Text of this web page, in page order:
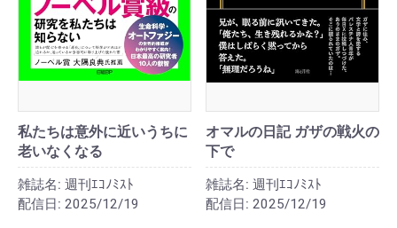
私たちは意外に近いうちに
老いなくなる
雑誌名: 週刊ｴｺﾉﾐｽﾄ
配信日: 2025/12/19
オマルの日記 ガザの戦火の
下で
雑誌名: 週刊ｴｺﾉﾐｽﾄ
配信日: 2025/12/19